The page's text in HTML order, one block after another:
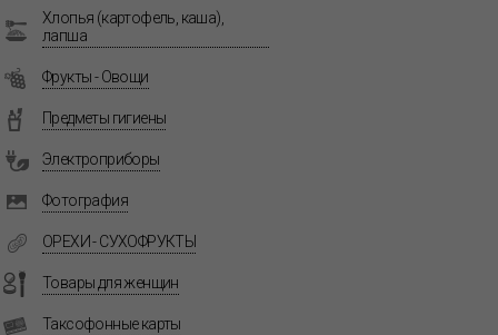
Хлопья (картофель, каша),
лапша
Фрукты - Овощи
Предметы гигиены
Электроприборы
Фотография
ОРЕХИ - СУХОФРУКТЫ
Товары для женщин
Таксофонные карты